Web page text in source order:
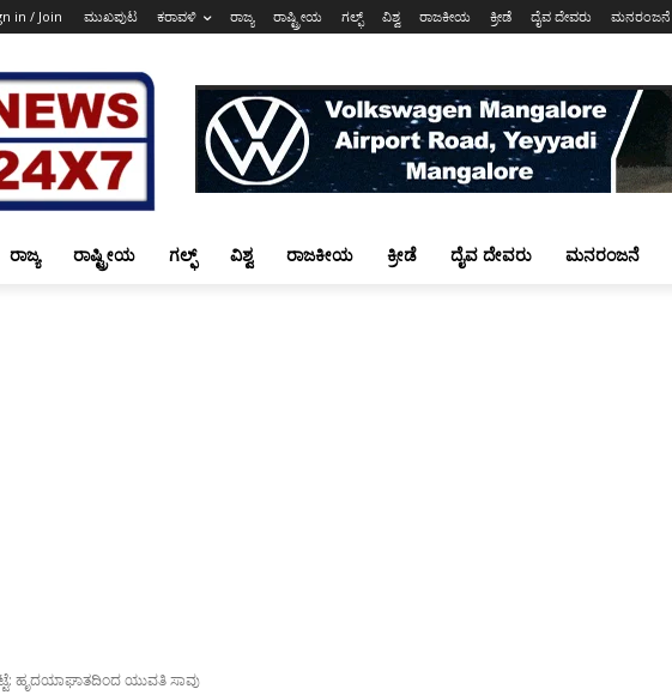
in / Join ಮುಖಪುಟ ಕರಾವಳಿ ರಾಜ್ಯ ರಾಷ್ಟ್ರೀಯ ಗಲ್ಫ್ ವಿಶ್ವ ರಾಜಕೀಯ ಕ್ರೀಡೆ ದೈವ ದೇವರು ಮನರಂಜನೆ
ರಾಜ್ಯ ರಾಷ್ಟ್ರೀಯ ಗಲ್ಫ್ ವಿಶ್ವ ರಾಜಕೀಯ ಕ್ರೀಡೆ ದೈವ ದೇವರು ಮನರಂಜನೆ
ಹೃದಯಾಘಾತದಿಂದ ಯುವತಿ ಸಾವು